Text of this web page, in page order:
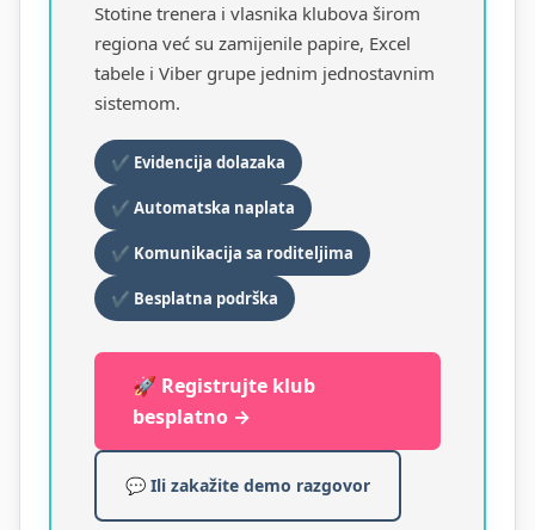
Stotine trenera i vlasnika klubova širom
regiona već su zamijenile papire, Excel
tabele i Viber grupe jednim jednostavnim
sistemom.
✔ Evidencija dolazaka
✔ Automatska naplata
✔ Komunikacija sa roditeljima
✔ Besplatna podrška
🚀 Registrujte klub
besplatno →
💬 Ili zakažite demo razgovor